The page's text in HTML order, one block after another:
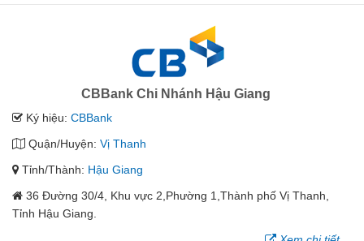
CBBank Chi Nhánh Hậu Giang
Ký hiệu: CBBank
Quận/Huyện: Vị Thanh
Tỉnh/Thành: Hậu Giang
36 Đường 30/4, Khu vực 2,Phường 1,Thành phố Vị Thanh,
Tỉnh Hậu Giang.